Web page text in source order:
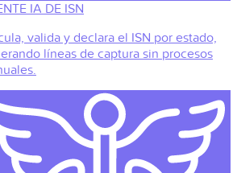
IA DE ISN
valida y declara el ISN por estado,
líneas de captura sin procesos